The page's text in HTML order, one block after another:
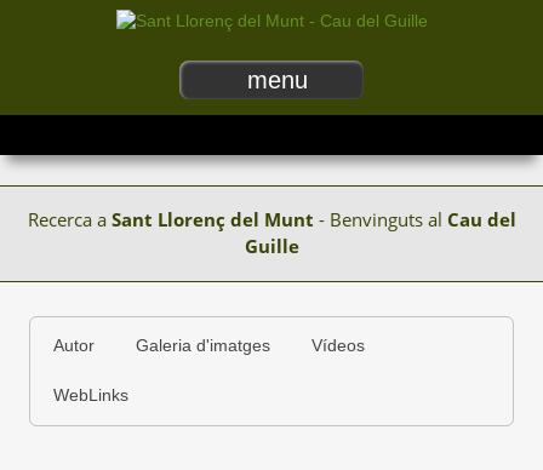
menu
Recerca a Sant Llorenç del Munt - Benvinguts al Cau del
Guille
Autor Galeria d'imatges Vídeos
WebLinks